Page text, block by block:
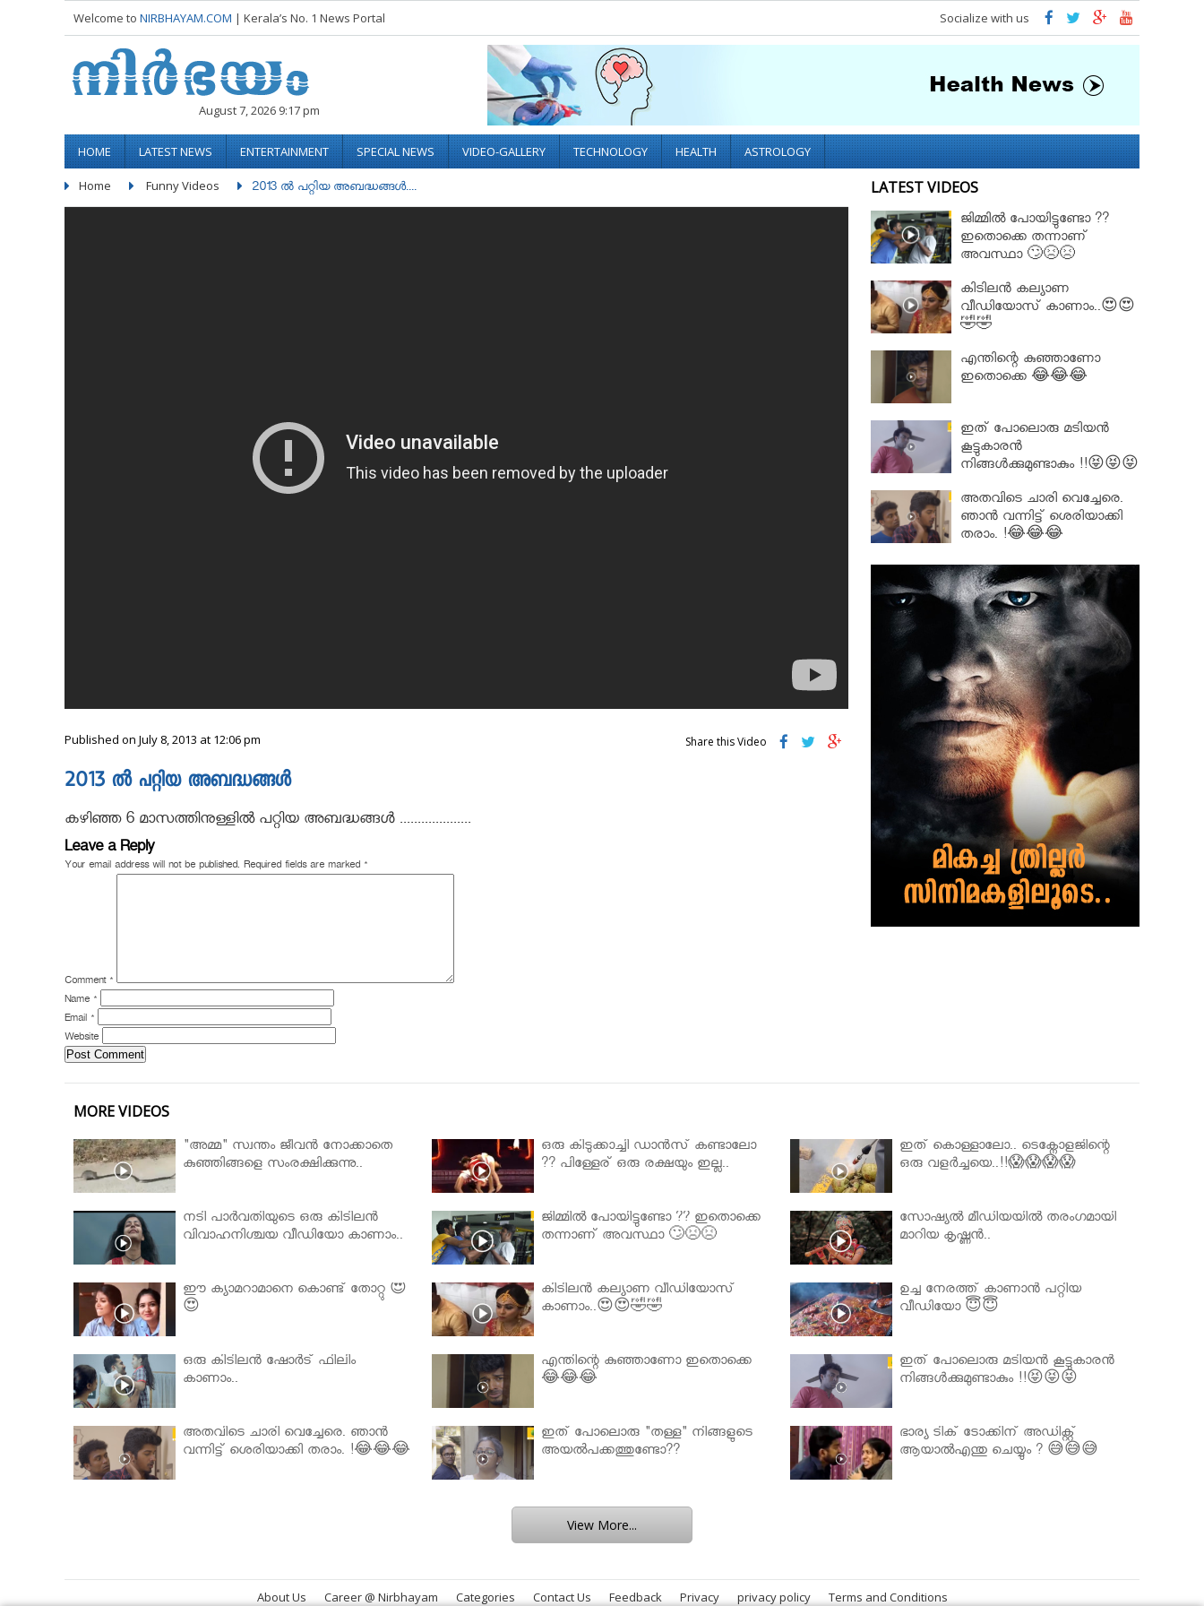
Welcome to NIRBHAYAM.COM | Kerala’s No. 1 News Portal Socialize with us
August 7, 2026 9:17 pm
HOME LATEST NEWS ENTERTAINMENT SPECIAL NEWS VIDEO-GALLERY TECHNOLOGY HEALTH ASTROLOGY
Home Funny Videos 2013 ൽ പറ്റിയ അബദ്ധങ്ങൾ....
Published on July 8, 2013 at 12:06 pm Share this Video
2013 ൽ പറ്റിയ അബദ്ധങ്ങൾ
കഴിഞ്ഞ 6 മാസത്തിനുള്ളിൽ പറ്റിയ അബദ്ധങ്ങൾ ....................
Leave a Reply
Your email address will not be published. Required fields are marked *
Comment *
Name *
Email *
Website
LATEST VIDEOS
ജിമ്മിൽ പോയിട്ടുണ്ടോ ??
ഇതൊക്കെ തന്നാണ്
അവസ്ഥാ 🙄😣😣
കിടിലൻ കല്യാണ
വീഡിയോസ് കാണാം..😍😍
🤣🤣
എന്തിന്റെ കുഞ്ഞാണോ
ഇതൊക്കെ 😂😂😂
ഇത് പോലൊരു മടിയൻ
കൂട്ടുകാരൻ
നിങ്ങൾക്കുമുണ്ടാകും !!😝😝😝
അതവിടെ ചാരി വെച്ചേരെ.
ഞാൻ വന്നിട്ട് ശെരിയാക്കി
തരാം. !😂😂😂
MORE VIDEOS
"അമ്മ" സ്വന്തം ജീവൻ നോക്കാതെ
കുഞ്ഞിങ്ങളെ സംരക്ഷിക്കുന്നു..
ഒരു കിടുക്കാച്ചി ഡാൻസ് കണ്ടാലോ
?? പിള്ളേര് ഒരു രക്ഷയും ഇല്ല..
ഇത് കൊള്ളാലോ.. ടെക്നോളജിന്റെ
ഒരു വളർച്ചയെ..!!😱😱😱😱
നടി പാർവതിയുടെ ഒരു കിടിലൻ
വിവാഹനിശ്ചയ വീഡിയോ കാണാം..
ജിമ്മിൽ പോയിട്ടുണ്ടോ ?? ഇതൊക്കെ
തന്നാണ് അവസ്ഥാ 🙄😣😣
സോഷ്യൽ മീഡിയയിൽ തരംഗമായി
മാറിയ കൃഷ്ണൻ..
ഈ ക്യാമറാമാനെ കൊണ്ട് തോറ്റു 😍
😍
കിടിലൻ കല്യാണ വീഡിയോസ്
കാണാം..😍😍🤣🤣
ഉച്ച നേരത്ത് കാണാൻ പറ്റിയ
വീഡിയോ 😇😇
ഒരു കിടിലൻ ഷോർട് ഫിലിം
കാണാം..
എന്തിന്റെ കുഞ്ഞാണോ ഇതൊക്കെ
😂😂😂
ഇത് പോലൊരു മടിയൻ കൂട്ടുകാരൻ
നിങ്ങൾക്കുമുണ്ടാകും !!😝😝😝
അതവിടെ ചാരി വെച്ചേരെ. ഞാൻ
വന്നിട്ട് ശെരിയാക്കി തരാം. !😂😂😂
ഇത് പോലൊരു "തള്ള" നിങ്ങളുടെ
അയല്‍പക്കത്തുണ്ടോ??
ഭാര്യ ടിക് ടോക്കിന് അഡിക്റ്റ്
ആയാൽഎന്തു ചെയ്യും ? 😅😅😅
View More...
About Us Career @ Nirbhayam Categories Contact Us Feedback Privacy privacy policy Terms and Conditions